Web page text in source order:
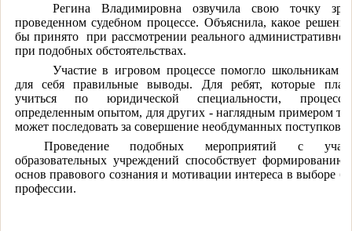
Регина Владимировна озвучила свою точку
проведенном судебном процессе. Объяснила, какое
бы принято
при рассмотрении реального
при подобных обстоятельствах.
Участие в игровом процессе помогло школьникам
для себя правильные выводы. Для ребят, которые
учиться по юридической специальности, процесс
определенным опытом, для других - наглядным примером
может последовать за совершение необдуманных поступков.
Проведение подобных мероприятий с
образовательных учреждений способствует
основ правового сознания и мотивации интереса в выборе
профессии.